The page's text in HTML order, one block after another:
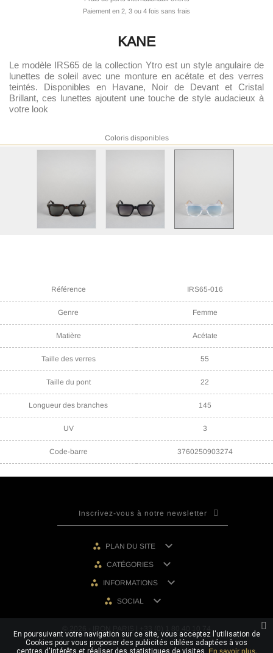
Paiement en 2, 3 ou 4 fois sans frais
KANE
Le modèle IRS65 de la collection Ytro est un style angulaire de
lunettes de soleil avec une monture en acétate et des verres
teintés. Disponibles en Havane, Noir de Devant et Cristal
Brillant, ces lunettes ajoutent une touche de style audacieux à
votre look
Coloris disponibles
Référence IRS65-016
Genre Femme
Matière Acétate
Taille des verres 55
Taille du pont 22
Longueur des branches 145
UV 3
Code-barre 3760250903274
PLAN DU SITE 
CATÉGORIES 
INFORMATIONS 
SOCIAL 
En poursuivant votre navigation sur ce site, vous acceptez l'utilisation de
Cookies pour vous proposer des publicités ciblées adaptées à vos
centres d'intérêts et réaliser des statistiques de visites. En savoir plus.